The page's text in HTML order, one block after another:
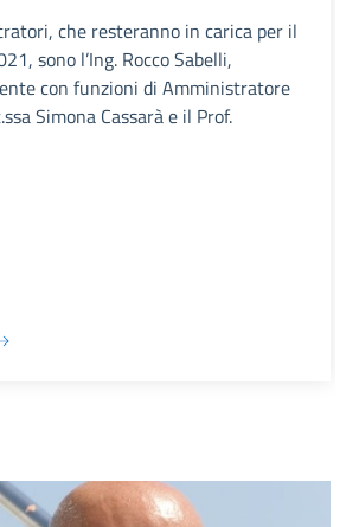
che resteranno in carica per il
sono l’Ing. Rocco Sabelli,
con funzioni di Amministratore
Simona Cassarà e il Prof.